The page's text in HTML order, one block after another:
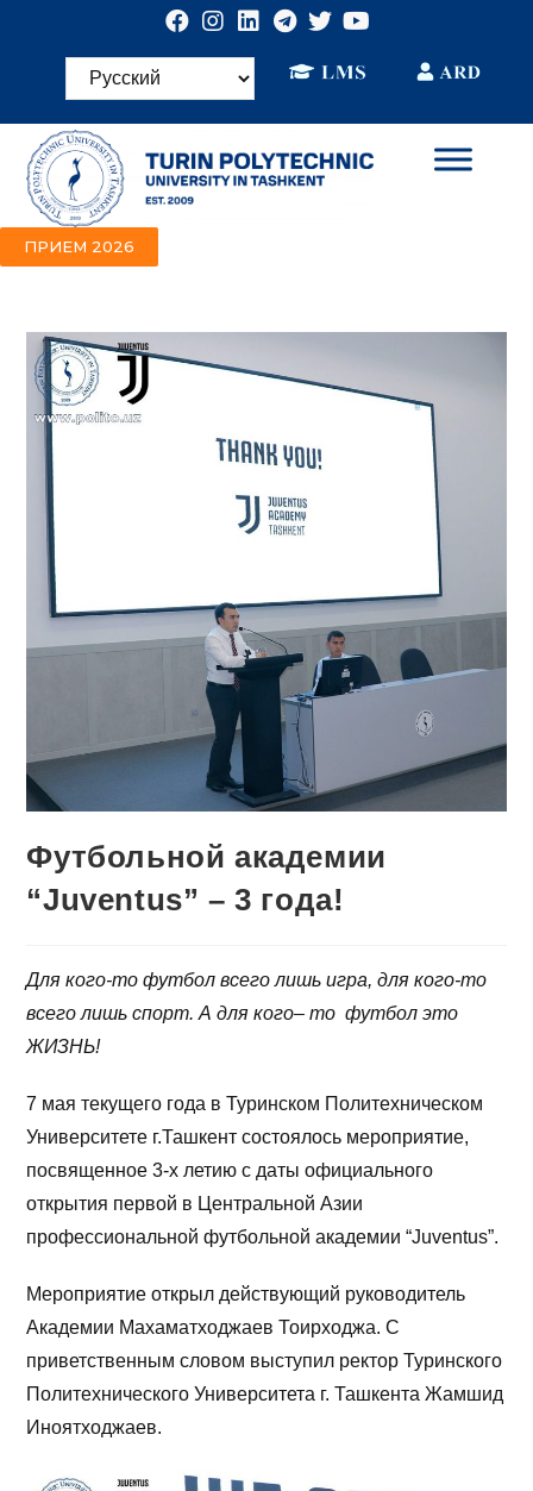
ПРИЕМ 2026
Футбольной академии
“Juventus” – 3 года!
Для кого-то футбол всего лишь игра, для кого-то
всего лишь спорт. А для кого– то футбол это
ЖИЗНЬ!
7 мая текущего года в Туринском Политехническом
Университете г.Ташкент состоялось мероприятие,
посвященное 3-х летию с даты официального
открытия первой в Центральной Азии
профессиональной футбольной академии “Juventus”.
Мероприятие открыл действующий руководитель
Академии Махаматходжаев Тоирходжа. С
приветственным словом выступил ректор Туринского
Политехнического Университета г. Ташкента Жамшид
Иноятходжаев.